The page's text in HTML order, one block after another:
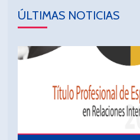
ÚLTIMAS NOTICIAS